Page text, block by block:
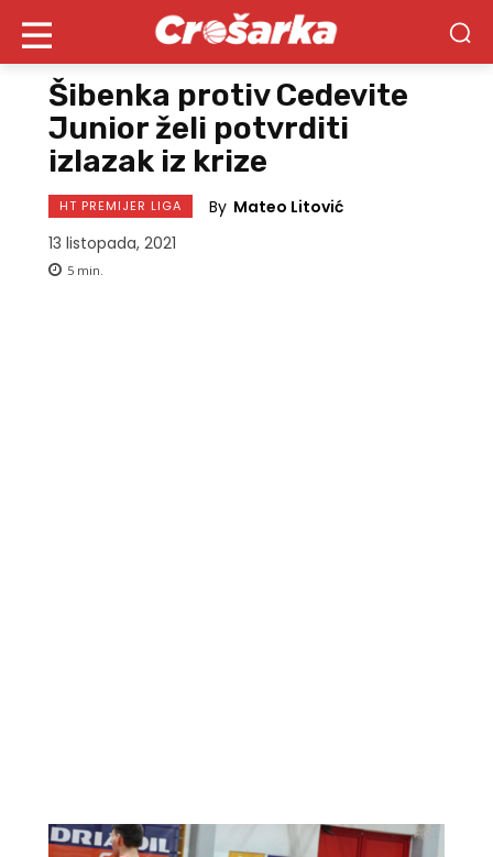
Šibenka protiv Cedevite
Junior želi potvrditi
izlazak iz krize
HT PREMIJER LIGA By Mateo Litović
13 listopada, 2021
5 min.